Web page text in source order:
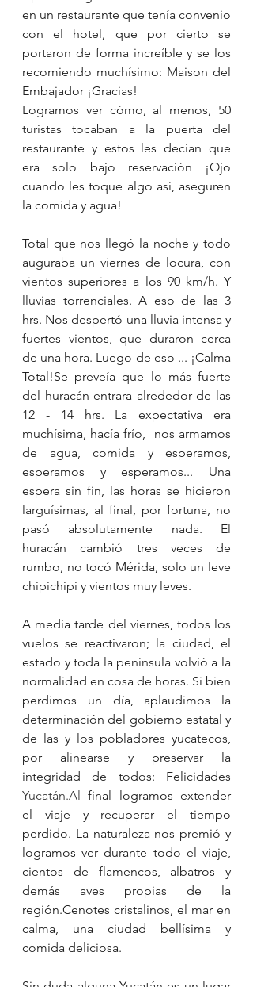
en un restaurante que tenía convenio
con el hotel, que por cierto se
portaron de forma increíble y se los
recomiendo muchísimo: Maison del
Embajador ¡Gracias!
Logramos ver cómo, al menos, 50
turistas tocaban a la puerta del
restaurante y estos les decían que
era solo bajo reservación ¡Ojo
cuando les toque algo así, aseguren
la comida y agua!
Total que nos llegó la noche y todo
auguraba un viernes de locura, con
vientos superiores a los 90 km/h. Y
lluvias torrenciales. A eso de las 3
hrs. Nos despertó una lluvia intensa y
fuertes vientos, que duraron cerca
de una hora. Luego de eso ... ¡Calma
Total!Se preveía que lo más fuerte
del huracán entrara alrededor de las
12 - 14 hrs. La expectativa era
muchísima, hacía frío,  nos armamos
de agua, comida y esperamos,
esperamos y esperamos... Una
espera sin fin, las horas se hicieron
larguísimas, al final, por fortuna, no
pasó absolutamente nada. El
huracán cambió tres veces de
rumbo, no tocó Mérida, solo un leve
chipichipi y vientos muy leves.
A media tarde del viernes, todos los
vuelos se reactivaron; la ciudad, el
estado y toda la península volvió a la
normalidad en cosa de horas. Si bien
perdimos un día, aplaudimos la
determinación del gobierno estatal y
de las y los pobladores yucatecos,
por alinearse y preservar la
Yucatán.Al final logramos extender
el viaje y recuperar el tiempo
perdido. La naturaleza nos premió y
logramos ver durante todo el viaje,
cientos de flamencos, albatros y
demás aves propias de la
región.Cenotes cristalinos, el mar en
calma, una ciudad bellísima y
comida deliciosa.
Sin duda alguna Yucatán es un lugar